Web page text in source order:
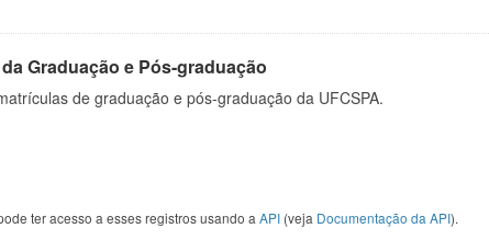
Graduação e Pós-graduação
de graduação e pós-graduação da UFCSPA.
ter acesso a esses registros usando a API (veja Documentação da API).